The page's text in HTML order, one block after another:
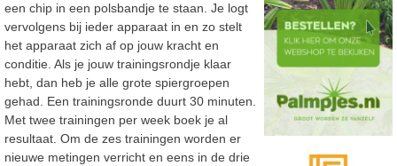
een chip in een polsbandje te staan. Je logt
vervolgens bij ieder apparaat in en zo stelt
het apparaat zich af op jouw kracht en
conditie. Als je jouw trainingsrondje klaar
hebt, dan heb je alle grote spiergroepen
gehad. Een trainingsronde duurt 30 minuten.
Met twee trainingen per week boek je al
resultaat. Om de zes trainingen worden er
nieuwe metingen verricht en eens in de drie